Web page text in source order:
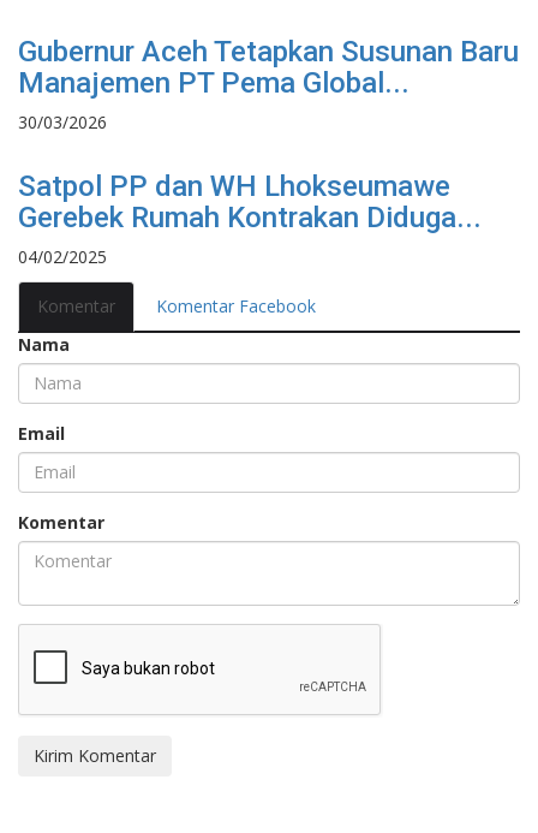
Gubernur Aceh Tetapkan Susunan Baru
Manajemen PT Pema Global...
30/03/2026
Satpol PP dan WH Lhokseumawe
Gerebek Rumah Kontrakan Diduga...
04/02/2025
Komentar
Komentar Facebook
Nama
Email
Komentar
Kirim Komentar